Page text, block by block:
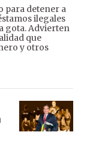
para detener a
ilegales
gota. Advierten
que
y otros